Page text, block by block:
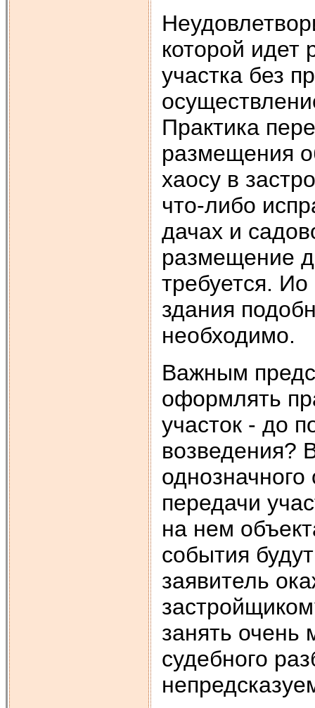
которой идет
участка без
Практика
размещения
хаосу в
что-либо
дачах и
размещение
требуется. Ио
здания
необходимо.
Важным
оформлять
участок - до
возведения?
передачи
на нем
события
заяви­тель
занять очень
судеб­ного